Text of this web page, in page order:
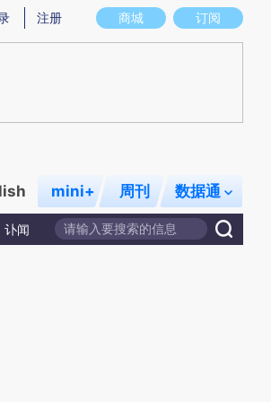
图存在偏差。不代表财新观点和立场。推荐点击链
商城 订阅
注册
mini+ 周刊 数据通
讣闻